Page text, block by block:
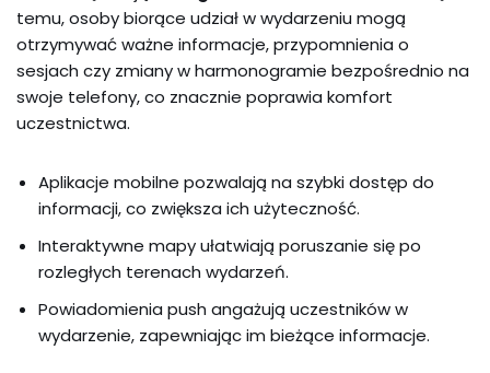
temu, osoby biorące udział w wydarzeniu mogą
otrzymywać ważne informacje, przypomnienia o
sesjach czy zmiany w harmonogramie bezpośrednio na
swoje telefony, co znacznie poprawia komfort
uczestnictwa.
Aplikacje mobilne pozwalają na szybki dostęp do
informacji, co zwiększa ich użyteczność.
Interaktywne mapy ułatwiają poruszanie się po
rozległych terenach wydarzeń.
Powiadomienia push angażują uczestników w
wydarzenie, zapewniając im bieżące informacje.